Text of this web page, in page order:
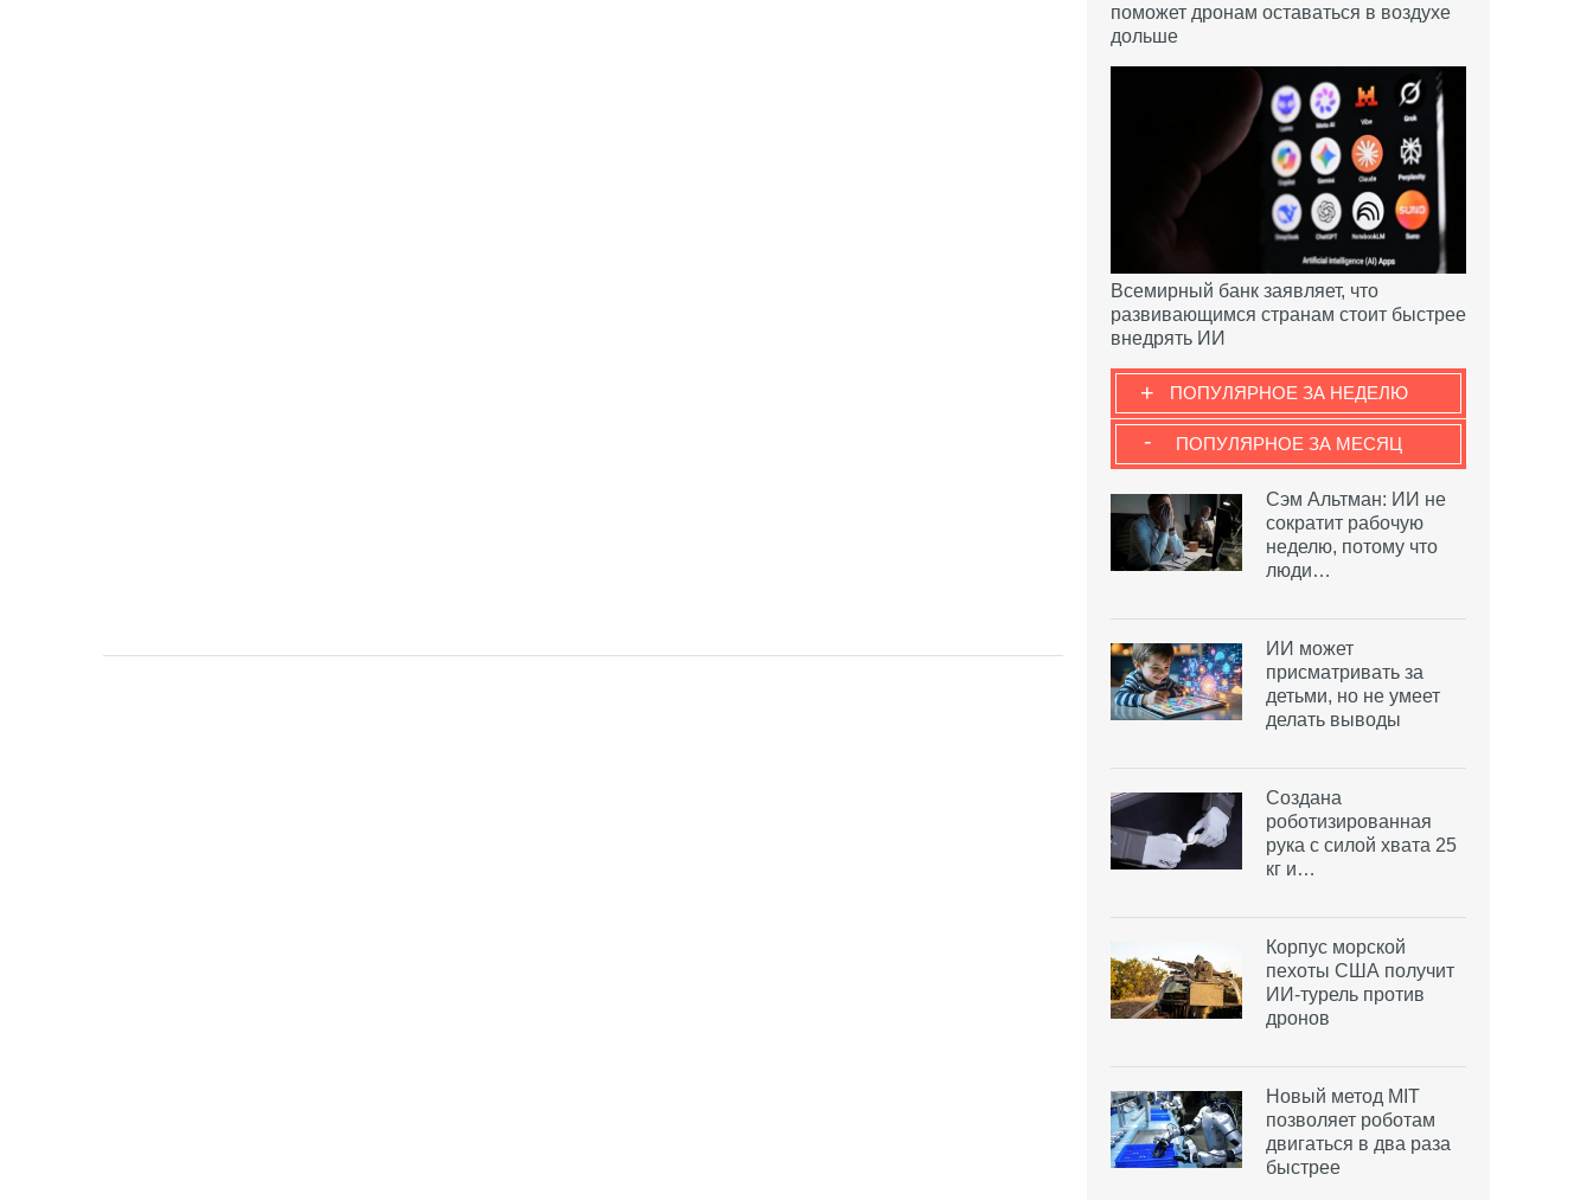
поможет дронам оставаться в воздухе
дольше
Всемирный банк заявляет, что
развивающимся странам стоит быстрее
внедрять ИИ
ПОПУЛЯРНОЕ ЗА НЕДЕЛЮ
+
ПОПУЛЯРНОЕ ЗА МЕСЯЦ
-
Сэм Альтман: ИИ не
сократит рабочую
неделю, потому что
люди…
ИИ может
присматривать за
детьми, но не умеет
делать выводы
Создана
роботизированная
рука с силой хвата 25
кг и…
Корпус морской
пехоты США получит
ИИ-турель против
дронов
Новый метод MIT
позволяет роботам
двигаться в два раза
быстрее